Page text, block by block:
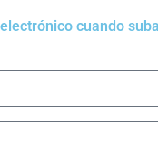
cuando